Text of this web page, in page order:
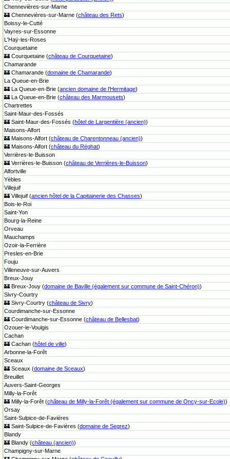
Chennevières-sur-Marne
🏰 Chennevières-sur-Marne (château des Rets)
Boissy-le-Cutté
Vayres-sur-Essonne
L'Haÿ-les-Roses
Courquetaine
🏰 Courquetaine (château de Courquetaine)
Chamarande
🏰 Chamarande (domaine de Chamarande)
La Queue-en-Brie
🏰 La Queue-en-Brie (ancien domaine de l'Hermitage)
🏰 La Queue-en-Brie (château des Marmousets)
Chartrettes
Saint-Maur-des-Fossés
🏰 Saint-Maur-des-Fossés (hôtel de Largentière (ancien))
Maisons-Alfort
🏰 Maisons-Alfort (château de Charentonneau (ancien))
🏰 Maisons-Alfort (château du Réghat)
Verrières-le-Buisson
🏰 Verrières-le-Buisson (château de Verrières-le-Buisson)
Alfortville
Yèbles
Villejuif
🏰 Villejuif (ancien hôtel de la Capitainerie des Chasses)
Bois-le-Roi
Saint-Yon
Bourg-la-Reine
Orveau
Mauchamps
Ozoir-la-Ferrière
Presles-en-Brie
Fouju
Villeneuve-sur-Auvers
Breux-Jouy
🏰 Breux-Jouy (domaine de Baville (également sur commune de Saint-Chéron))
Sivry-Courtry
🏰 Sivry-Courtry (château de Sivry)
Courdimanche-sur-Essonne
🏰 Courdimanche-sur-Essonne (château de Bellesbat)
Ozouer-le-Voulgis
Cachan
🏰 Cachan (hôtel de ville)
Arbonne-la-Forêt
Sceaux
🏰 Sceaux (domaine de Sceaux)
Breuillet
Auvers-Saint-Georges
Milly-la-Forêt
🏰 Milly-la-Forêt (château de Milly-la-Forêt (également sur commune de Oncy-sur-Ecole))
Orsay
Saint-Sulpice-de-Favières
🏰 Saint-Sulpice-de-Favières (domaine de Segrez)
Blandy
🏰 Blandy (château (ancien))
Champigny-sur-Marne